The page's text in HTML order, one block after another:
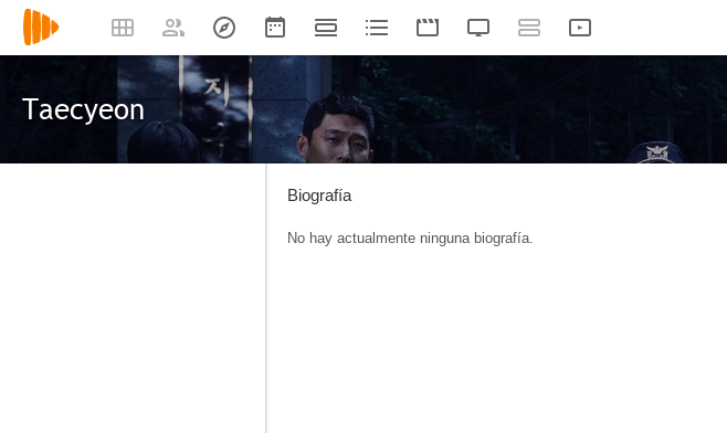
Taecyeon
Biografía
No hay actualmente ninguna biografía.